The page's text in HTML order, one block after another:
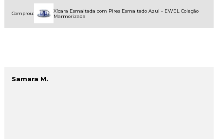
Comprou:
Xícara Esmaltada com Pires Esmaltado Azul - EWEL Coleção
Marmorizada
Samara M.